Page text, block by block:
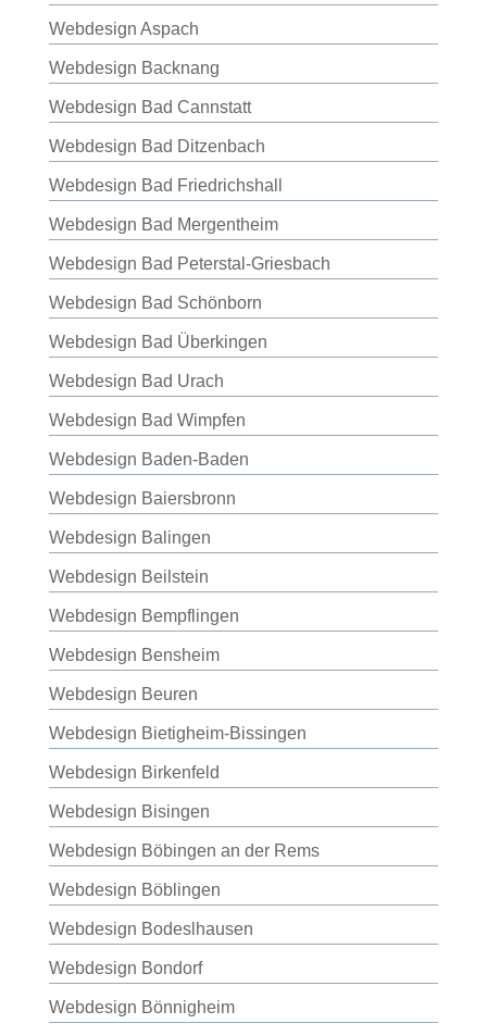
Webdesign Aspach
Webdesign Backnang
Webdesign Bad Cannstatt
Webdesign Bad Ditzenbach
Webdesign Bad Friedrichshall
Webdesign Bad Mergentheim
Webdesign Bad Peterstal-Griesbach
Webdesign Bad Schönborn
Webdesign Bad Überkingen
Webdesign Bad Urach
Webdesign Bad Wimpfen
Webdesign Baden-Baden
Webdesign Baiersbronn
Webdesign Balingen
Webdesign Beilstein
Webdesign Bempflingen
Webdesign Bensheim
Webdesign Beuren
Webdesign Bietigheim-Bissingen
Webdesign Birkenfeld
Webdesign Bisingen
Webdesign Böbingen an der Rems
Webdesign Böblingen
Webdesign Bodeslhausen
Webdesign Bondorf
Webdesign Bönnigheim